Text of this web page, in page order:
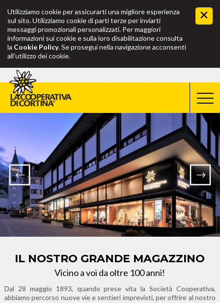
Utilizziamo cookie per assicurarti una migliore esperienza
sul sito. Utilizziamo cookie di parti terze per inviarti
messaggi promozionali personalizzati. Per maggiori
informazioni sui cookie e sulla loro disabilitazione consulta
la Cookie Policy. Se prosegui nella navigazione acconsenti
all’utilizzo dei cookie.
IL NOSTRO GRANDE MAGAZZINO
Vicino a voi da oltre 100 anni!
Dal 28 maggio 1893, quando prese vita la Società Cooperativa,
abbiamo percorso nuove vie e sentieri imprevisti, per offrire al nostro